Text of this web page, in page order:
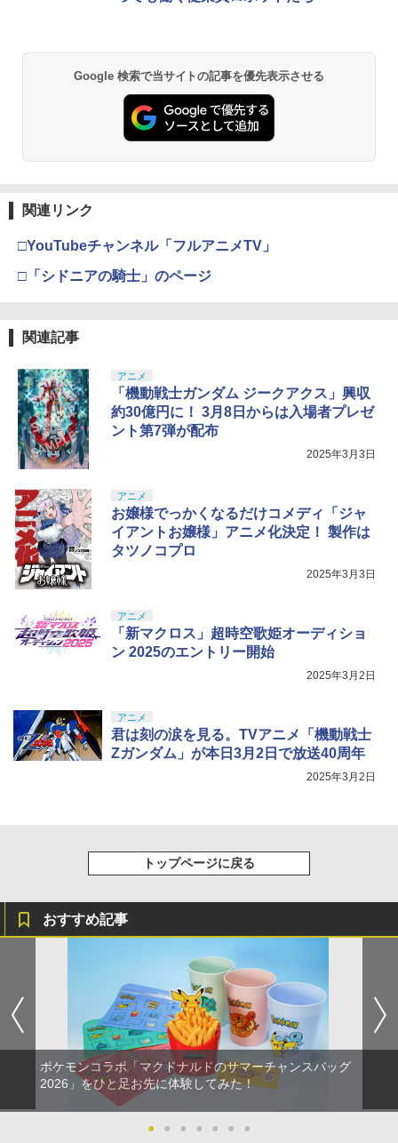
Google 検索で当サイトの記事を優先表示させる
関連リンク
□YouTubeチャンネル「フルアニメTV」
□「シドニアの騎士」のページ
関連記事
アニメ
「機動戦士ガンダム ジークアクス」興収
約30億円に！ 3月8日からは入場者プレゼ
ント第7弾が配布
2025年3月3日
アニメ
お嬢様でっかくなるだけコメディ「ジャ
イアントお嬢様」アニメ化決定！ 製作は
タツノコプロ
2025年3月3日
アニメ
「新マクロス」超時空歌姫オーディショ
ン 2025のエントリー開始
2025年3月2日
アニメ
君は刻の涙を見る。TVアニメ「機動戦士
Zガンダム」が本日3月2日で放送40周年
2025年3月2日
トップページに戻る
おすすめ記事
ポケモンコラボ「マクドナルドのサマーチャンスバッグ
2026」をひと足お先に体験してみた！
● ● ● ● ● ● ●